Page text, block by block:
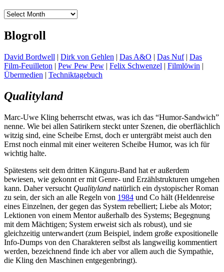
Archiv
Blogroll
David Bordwell | Dirk von Gehlen | Das A&O | Das Nuf| Das
Film-Feuilleton | Pew Pew Pew | Felix Schwenzel | Filmlöwin |
Übermedien | Techniktagebuch
Qualityland
Marc-Uwe Kling beherrscht etwas, was ich das “Humor-Sandwich”
nenne. Wie bei allen Satirikern steckt unter Szenen, die oberflächlich
witzig sind, eine Scheibe Ernst, doch er untergräbt meist auch den
Ernst noch einmal mit einer weiteren Scheibe Humor, was ich für
wichtig halte.
Spätestens seit dem dritten Känguru-Band hat er außerdem
bewiesen, wie gekonnt er mit Genre- und Erzählstrukturen umgehen
kann. Daher versucht Qualityland natürlich ein dystopischer Roman
zu sein, der sich an alle Regeln von 1984 und Co hält (Heldenreise
eines Einzelnen, der gegen das System rebelliert; Liebe als Motor;
Lektionen von einem Mentor außerhalb des Systems; Begegnung
mit dem Mächtigen; System erweist sich als robust), und sie
gleichzeitig unterwandert (zum Beispiel, indem große expositionelle
Info-Dumps von den Charakteren selbst als langweilig kommentiert
werden, bezeichnend finde ich aber vor allem auch die Sympathie,
die Kling den Maschinen entgegenbringt).